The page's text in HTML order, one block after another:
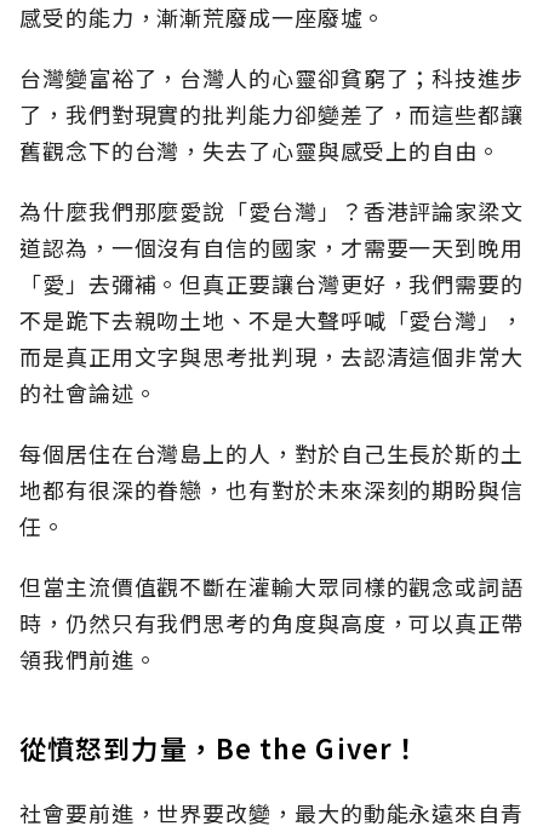
感受的能力，漸漸荒廢成一座廢墟。
台灣變富裕了，台灣人的心靈卻貧窮了；科技進步
了，我們對現實的批判能力卻變差了，而這些都讓
舊觀念下的台灣，失去了心靈與感受上的自由。
為什麼我們那麼愛說「愛台灣」？香港評論家梁文
道認為，一個沒有自信的國家，才需要一天到晚用
「愛」去彌補。但真正要讓台灣更好，我們需要的
不是跪下去親吻土地、不是大聲呼喊「愛台灣」，
而是真正用文字與思考批判現，去認清這個非常大
的社會論述。
每個居住在台灣島上的人，對於自己生長於斯的土
地都有很深的眷戀，也有對於未來深刻的期盼與信
任。
但當主流價值觀不斷在灌輸大眾同樣的觀念或詞語
時，仍然只有我們思考的角度與高度，可以真正帶
領我們前進。
從憤怒到力量，Be the Giver！
社會要前進，世界要改變，最大的動能永遠來自青